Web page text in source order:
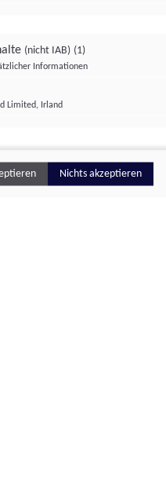
(nicht IAB) (1)
Informationen
Limited, Irland
Nichts akzeptieren